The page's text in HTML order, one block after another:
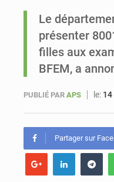
Le
présenter
filles aux
BFEM, a
PUBLIÉ PAR APS le:
Partager sur